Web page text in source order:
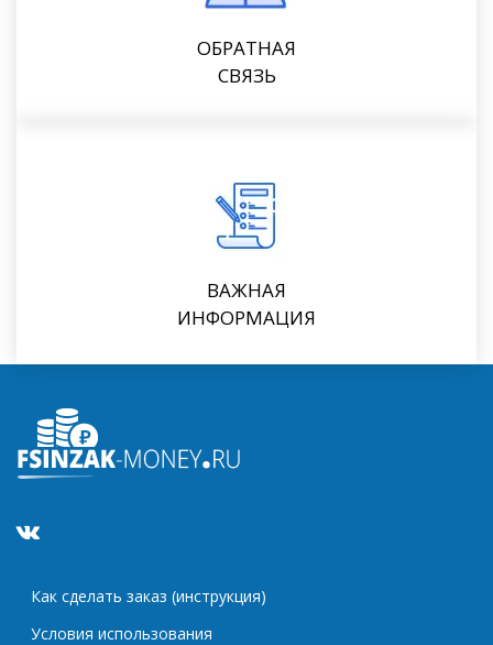
ОБРАТНАЯ
СВЯЗЬ
ВАЖНАЯ
ИНФОРМАЦИЯ
Как сделать заказ (инструкция)
Условия использования